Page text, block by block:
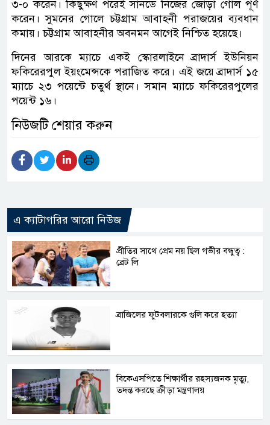
৩-০ করেন। কিছুক্ষণ পরেই সানডে নিজের জোড়া গোল পূর্ণ
করেন। সুমনের গোলে চট্টগ্রাম আবাহনী পরাজয়ের ব্যবধান
কমায়। চট্টগ্রাম আবাহনীর অবনমন আগেই নিশ্চিত হয়েছে।
দিনের আরকে ম্যাচে একই স্কোরলাইনে ব্রাদার্স ইউনিয়ন
ফকিরেরপুল ইয়ংমেন্সকে পরাজিত করে। এই জয়ে ব্রাদার্স ১৫
ম্যাচে ২৩ পয়েন্টে চতুর্থ স্থানে। সমান ম্যাচে ফকিরেরপুলের
পয়েন্ট ১৬।
নিউজটি শেয়ার করুন
এ ক্যাটাগরির আরো নিউজ
প্রীতির সাথে প্রেম নয় ছিল গভীর বন্ধুত্ব :
ব্রেট লি
ব্রাজিলের ফুটবলারকে গুলি করে হত্যা
বিকেএসপিতে শিক্ষার্থীর রহস্যজনক মৃত্যু,
তদন্ত করছে ক্রীড়া মন্ত্রণালয়